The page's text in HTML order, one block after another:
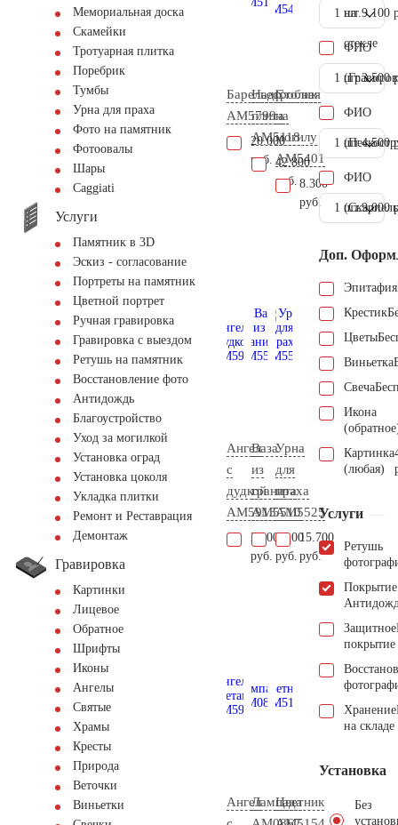
Мемориальная доска
Скамейки
Тротуарная плитка
Поребрик
Тумбы
Урна для праха
Фото на памятник
Фотоовалы
Шары
Сaggiati
Услуги
Памятник в 3D
Эскиз - согласование
Портреты на памятник
Цветной портрет
Ручная гравировка
Гравировка с выездом
Ретушь на памятник
Восстановление фото
Антидождь
Благоустройство
Уход за могилкой
Установка оград
Установка цоколя
Укладка плитки
Ремонт и Реставрация
Демонтаж
Гравировка
Картинки
Лицевое
Обратное
Шрифты
Иконы
Ангелы
Святые
Храмы
Кресты
Природа
Веточки
Виньетки
Барельеф
AM5799
20.000
руб.
Надгробная
плита
AM5118
42.800
руб.
Столик
на
могилу
AM5401
8.300
руб.
Ангел
с
дудкой
AM5913
29.000
руб.
Ваза
из
гранита
AM5510
9.100
руб.
Урна
для
праха
AM5525
15.700
руб.
АнгелЛампадаЦветник
на
стекле
1 шт. 9.100
ФИО
1 шт.3.500
ФИО
1 шт.4.500
ФИО
1 шт.9.000
Доп.
Эпитафия
Крестик
Цветы
Виньетка
Свеча
Икона
Картинка
(любая)
Услуги
Ретушь
Покрытие
Защитное
покрытие
Хранение
на складе
Установка
Без